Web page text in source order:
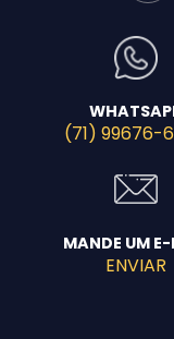
(71) 99676-
MANDE UM
ENVIAR